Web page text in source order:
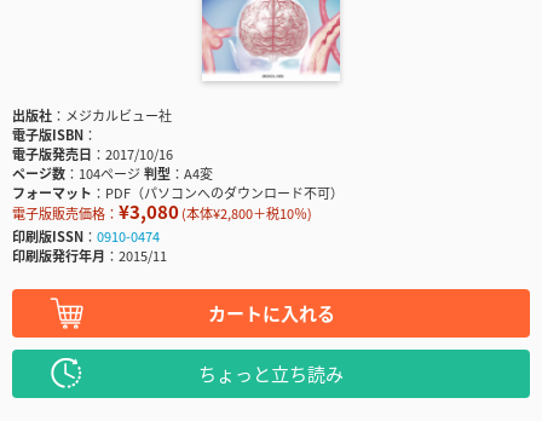
出版社
メジカルビュー社
電子版ISBN
電子版発売日
2017/10/16
ページ数
104ページ判型
A4変
フォーマット
PDF（パソコンへのダウンロード不可）
電子版販売価格： ¥3,080(本体¥2,800＋税10％)
印刷版ISSN
0910-0474
印刷版発行年月
2015/11
カートに入れる
ちょっと立ち読み